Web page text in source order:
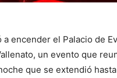
encender el Palacio de
un evento que
que se extendió